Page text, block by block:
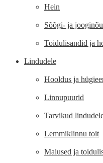
Hein
Sõõgi- ja
Toidulisandid ja
Lindudele
Hooldus ja
Linnupuurid
Tarvikud
Lemmiklinnu toit
Maiused ja